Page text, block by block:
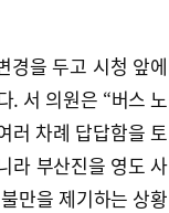
경을 두고 시청 앞에
. 서 의원은 “버스 노
러 차례 답답함을 토
라 부산진을 영도 사
만을 제기하는 상황